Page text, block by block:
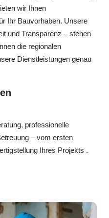
wir Ihnen
Ihr Bauvorhaben. Unsere
und Transparenz – stehen
die regionalen
Dienstleistungen genau
professionelle
– vom ersten
Ihres Projekts .